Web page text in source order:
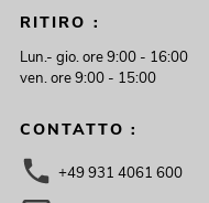
RITIRO :
Lun.- gio. ore 9:00 - 16:00
ven. ore 9:00 - 15:00
CONTATTO :
+49 931 4061 600